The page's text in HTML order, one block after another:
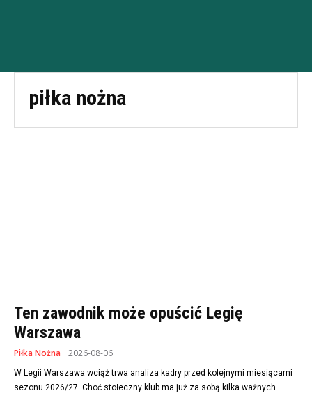
piłka nożna
Ten zawodnik może opuścić Legię
Warszawa
Piłka Nożna 2026-08-06
W Legii Warszawa wciąż trwa analiza kadry przed kolejnymi miesiącami
sezonu 2026/27. Choć stołeczny klub ma już za sobą kilka ważnych